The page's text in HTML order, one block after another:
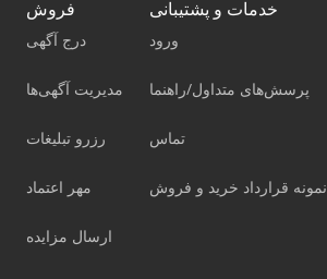
فروش
درج آگهی
مدیریت آگهی‌ها
رزرو تبلیغات
مهر اعتماد
ارسال مزایده
خدمات و پشتیبانی
ورود
پرسش‌های متداول/راهنما
تماس
نمونه قرارداد خرید و فروش